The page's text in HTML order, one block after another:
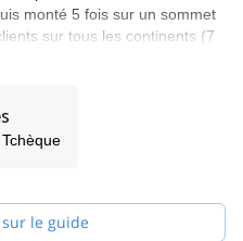
monté 5 fois sur un sommet
sur tous les continents (7
treks, expéditions d'escalade
backpacks. Je passe
nord, notamment en héliski
expéditions au Népal ou en
de l'été à grimper dans
le guide